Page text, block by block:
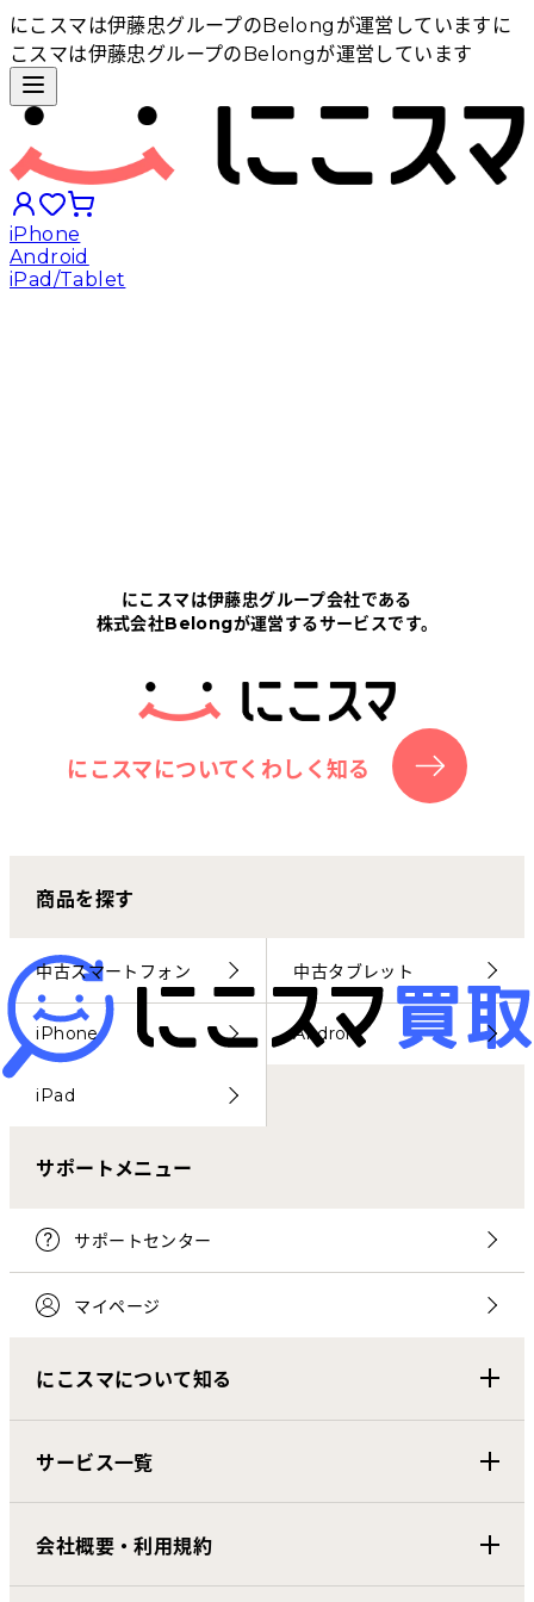
にこスマは伊藤忠グループのBelongが運営しています に
こスマは伊藤忠グループのBelongが運営しています
iPhone
Android
iPad/Tablet
にこスマについて
サポートセンター
お客さまの声
にこスマ通信
マイページ
にこスマは伊藤忠グループ会社である
株式会社Belongが運営するサービスです。
にこスマについてくわしく知る
商品を探す
中古スマートフォン 中古タブレット
iPhone Android
iPad
サポートメニュー
サポートセンター
マイページ
にこスマについて知る
サービス一覧
会社概要・利用規約